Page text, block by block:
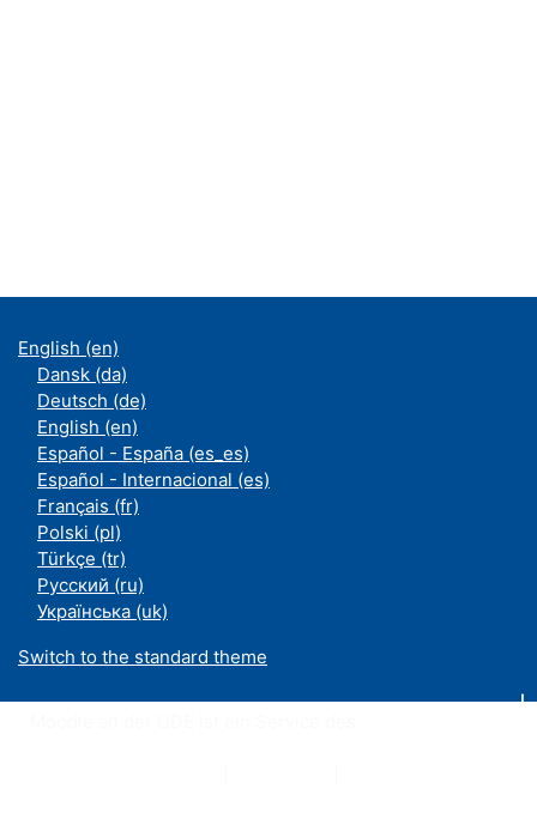
English ‎(en)‎
Dansk ‎(da)‎
Deutsch ‎(de)‎
English ‎(en)‎
Español - España ‎(es_es)‎
Español - Internacional ‎(es)‎
Français ‎(fr)‎
Polski ‎(pl)‎
Türkçe ‎(tr)‎
Русский ‎(ru)‎
Українська ‎(uk)‎
Switch to the standard theme